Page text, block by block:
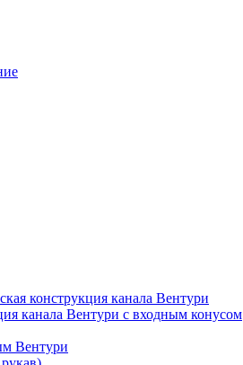
конструкция канала Вентури
канала Вентури c входным конусом
Вентури